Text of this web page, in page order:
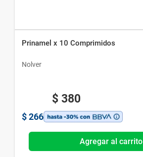
Prinamel x 10 Comprimidos
Nolver
$ 380
$ 266
Agregar al carrito